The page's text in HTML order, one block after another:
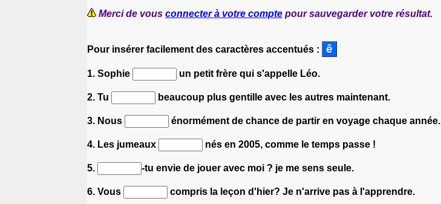
Merci de vous connecter à votre compte pour sauvegarder votre résultat.
Pour insérer facilement des caractères accentués :
1. Sophie un petit frère qui s'appelle Léo.
2. Tu beaucoup plus gentille avec les autres maintenant.
3. Nous énormément de chance de partir en voyage chaque année.
4. Les jumeaux nés en 2005, comme le temps passe !
5. -tu envie de jouer avec moi ? je me sens seule.
6. Vous compris la leçon d'hier? Je n'arrive pas à l'apprendre.